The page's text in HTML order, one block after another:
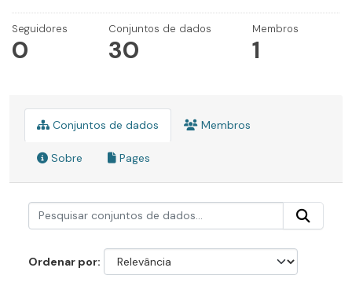
Seguidores
0
Conjuntos de dados
30
Membros
1
Conjuntos de dados Membros
Sobre Pages
Ordenar por